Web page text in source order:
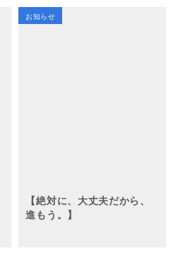
お知らせ
【絶対に、大丈夫だから、
進もう。】